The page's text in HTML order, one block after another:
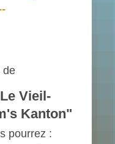
de
Vieil-
Kanton"
pourrez :